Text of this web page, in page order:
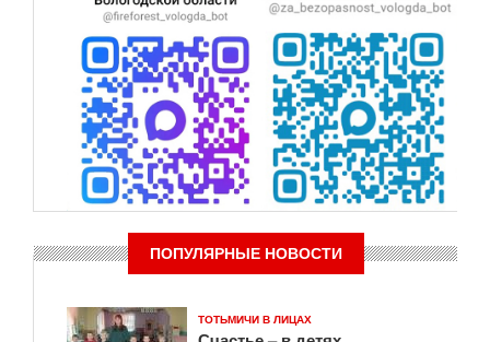
ПОПУЛЯРНЫЕ НОВОСТИ
ТОТЬМИЧИ В ЛИЦАХ